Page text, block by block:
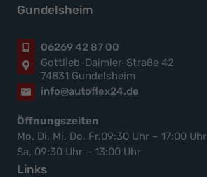
Gundelsheim
06269 42 87 00
Gottlieb-Daimler-Straße 42
74831 Gundelsheim
info@autoflex24.de
Öffnungszeiten
Mo, Di, Mi, Do, Fr,09:30 Uhr – 17:00 Uhr
Sa, 09:30 Uhr – 13:00 Uhr
Links